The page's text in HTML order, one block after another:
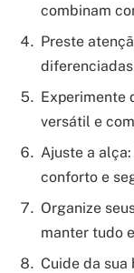
combinam
Preste
Experimente
versátil e
Ajuste a
conforto e
Organize
manter tudo
Cuide da sua